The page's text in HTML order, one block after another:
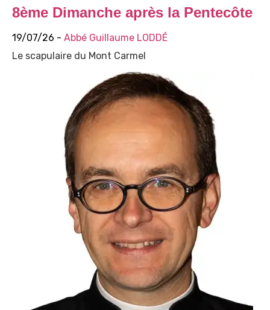
8ème Dimanche après la Pentecôte
19/07/26 - Abbé Guillaume LODDÉ
Le scapulaire du Mont Carmel